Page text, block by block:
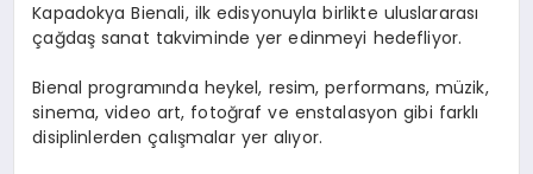
Kapadokya Bienali, ilk edisyonuyla birlikte uluslararası
çağdaş sanat takviminde yer edinmeyi hedefliyor.
Bienal programında heykel, resim, performans, müzik,
sinema, video art, fotoğraf ve enstalasyon gibi farklı
disiplinlerden çalışmalar yer alıyor.